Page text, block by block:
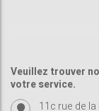
Veuillez trouver
votre service.
11c rue de la